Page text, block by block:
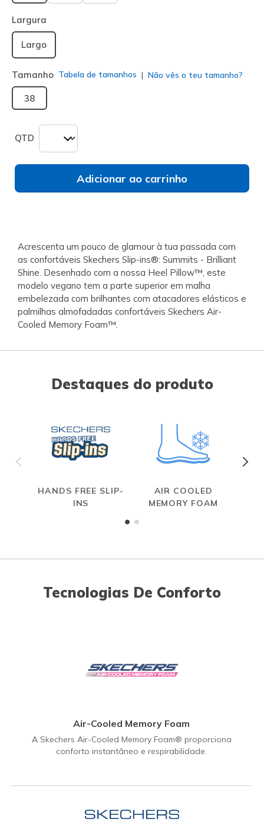
selecionado
Largura
Largo
Tamanho Tabela de tamanhos Não vês o teu tamanho?
38
QTD
Adicionar ao carrinho
Acrescenta um pouco de glamour à tua passada com
as confortáveis Skechers Slip-ins®: Summits - Brilliant
Shine. Desenhado com a nossa Heel Pillow™, este
modelo vegano tem a parte superior em malha
embelezada com brilhantes com atacadores elásticos e
palmilhas almofadadas confortáveis Skechers Air-
Cooled Memory Foam™.
Destaques do produto
HANDS FREE SLIP-
INS
AIR COOLED
MEMORY FOAM
Tecnologias De Conforto
Air-Cooled Memory Foam
A Skechers Air-Cooled Memory Foam® proporciona
conforto instantâneo e respirabilidade.